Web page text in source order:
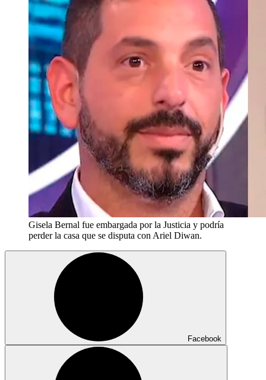
Gisela Bernal fue embargada por la Justicia y podría
perder la casa que se disputa con Ariel Diwan.
Facebook